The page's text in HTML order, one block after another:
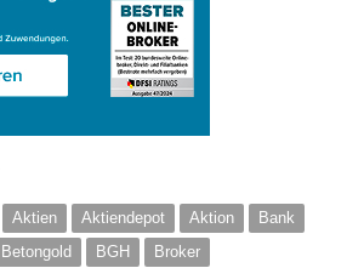
Aktien Aktiendepot Aktion
Bank
Betongold BGH
Broker